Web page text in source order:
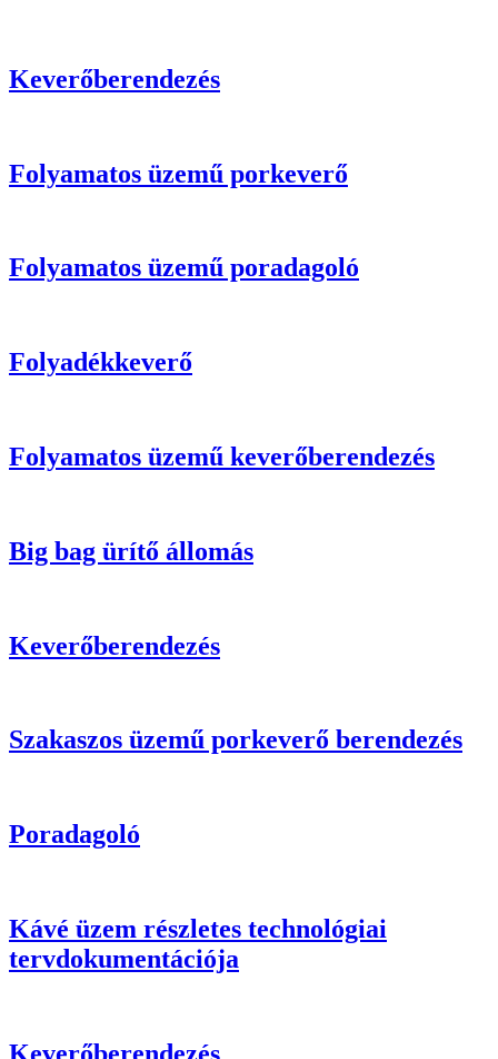
Keverőberendezés
Folyamatos üzemű porkeverő
Folyamatos üzemű poradagoló
Folyadékkeverő
Folyamatos üzemű keverőberendezés
Big bag ürítő állomás
Keverőberendezés
Szakaszos üzemű porkeverő berendezés
Poradagoló
Kávé üzem részletes technológiai
tervdokumentációja